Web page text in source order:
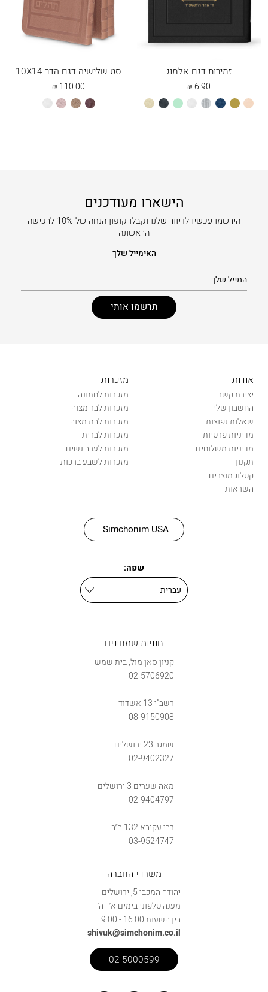
זמירות דגם אלמוג
6.90
₪
אפרסקזהב כחול כסוף לבן מנטהשחור שמנת
סט שלישיה דגם הדר 10X14
110.00
₪
חוםחום כספסף
לבן
הישארו מעודכנים
הירשמו עכשיו לדיוור שלנו וקבלו קופון הנחה של 10% לרכישה
הראשונה
האימייל שלך
אודות
יצירת קשר
החשבון שלי
שאלות נפוצות
מדיניות פרטיות
מדיניות משלוחים
תקנון
קטלוג מוצרים
השראות
מזכרות
מזכרות לחתונה
מזכרות לבר מצוה
מזכרות לבת מצוה
מזכרות לברית
מזכרות לערב נשים
מזכרות לשבע ברכות
Simchonim USA
שפה:
חנויות שמחונים
קניון סאן מול, בית שמש
02-5706920
רשב"י 13 אשדוד
08-9150908
שמגר 23 ירושלים
02-9402327
מאה שערים 3 ירושלים
02-9404797
רבי עקיבא 132 ב״ב
03-9524747
משרדי החברה
יהודה המכבי 5, ירושלים
מענה טלפוני בימים א׳ - ה׳
בין השעות 16:00 - 9:00
shivuk@simchonim.co.il
02-5000599